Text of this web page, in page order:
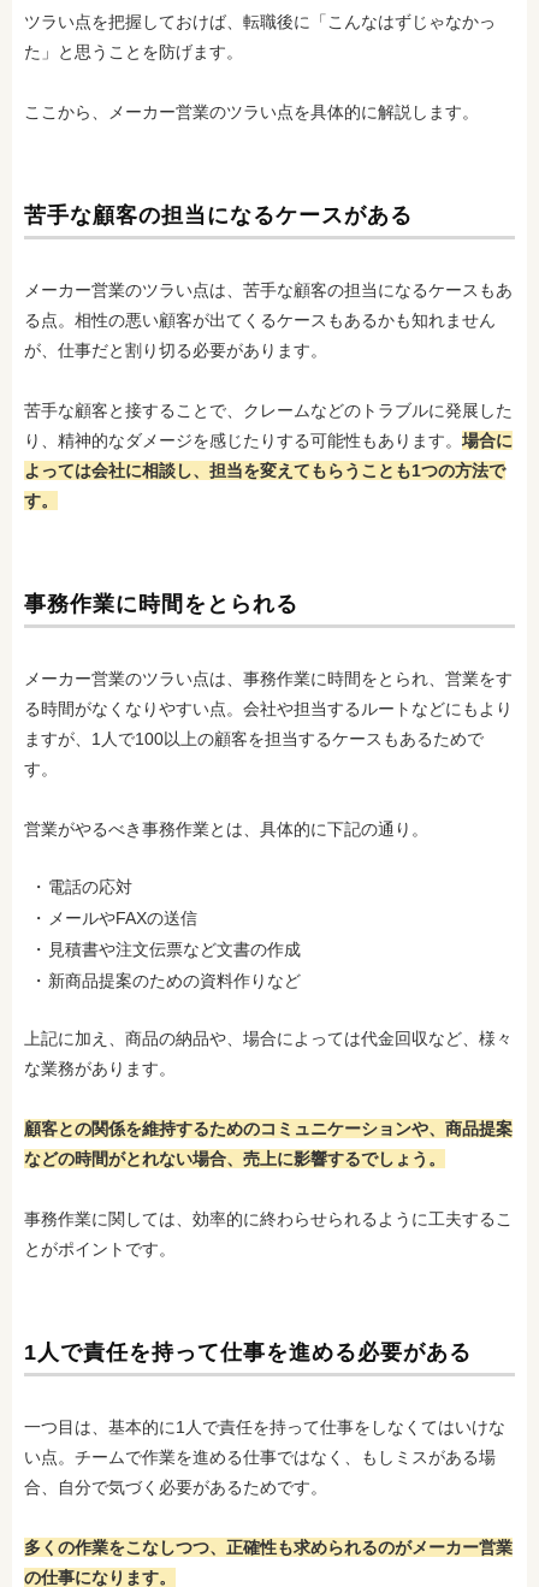
ツラい点を把握しておけば、転職後に「こんなはずじゃなかっ
た」と思うことを防げます。
ここから、メーカー営業のツラい点を具体的に解説します。
苦手な顧客の担当になるケースがある
メーカー営業のツラい点は、苦手な顧客の担当になるケースもあ
る点。相性の悪い顧客が出てくるケースもあるかも知れません
が、仕事だと割り切る必要があります。
苦手な顧客と接することで、クレームなどのトラブルに発展した
り、精神的なダメージを感じたりする可能性もあります。 場合に
よっては会社に相談し、担当を変えてもらうことも1つの方法で
す。
事務作業に時間をとられる
メーカー営業のツラい点は、事務作業に時間をとられ、営業をす
る時間がなくなりやすい点。会社や担当するルートなどにもより
ますが、1人で100以上の顧客を担当するケースもあるためで
す。
営業がやるべき事務作業とは、具体的に下記の通り。
電話の応対
メールやFAXの送信
見積書や注文伝票など文書の作成
新商品提案のための資料作りなど
上記に加え、商品の納品や、場合によっては代金回収など、様々
な業務があります。
顧客との関係を維持するためのコミュニケーションや、商品提案
などの時間がとれない場合、売上に影響するでしょう。
事務作業に関しては、効率的に終わらせられるように工夫するこ
とがポイントです。
1人で責任を持って仕事を進める必要がある
一つ目は、基本的に1人で責任を持って仕事をしなくてはいけな
い点。チームで作業を進める仕事ではなく、もしミスがある場
合、自分で気づく必要があるためです。
多くの作業をこなしつつ、正確性も求められるのがメーカー営業
の仕事になります。